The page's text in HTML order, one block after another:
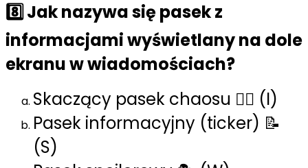
8️⃣ Jak nazywa się pasek z
informacjami wyświetlany na dole
ekranu w wiadomościach?
Skaczący pasek chaosu 🏃‍♂️ (I)
Pasek informacyjny (ticker) 📝
(S)